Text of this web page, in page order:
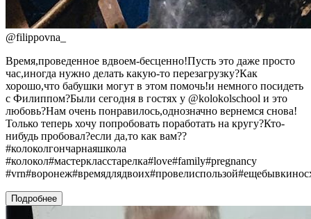
@filippovna_
Время,проведенное вдвоем-бесценно!Пусть это даже просто
час,иногда нужно делать какую-то перезагрузку?Как
хорошо,что бабушки могут в этом помочь!и немного посидеть
с Филиппом?Были сегодня в гостях у @kolokolschool и это
любовь?Нам очень понравилось,однозначно вернемся снова!
Только теперь хочу попробовать поработать на кругу?Кто-
нибудь пробовал?если да,то как вам??
#колоколгончарнаяшкола
#колокол#мастеркласстарелка#love#family#pregnancy
Подробнее